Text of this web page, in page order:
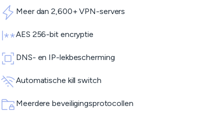
Meer dan 2,600+ VPN-servers
AES 256-bit encryptie
DNS- en IP-lekbescherming
Automatische kill switch
Meerdere beveiligingsprotocollen